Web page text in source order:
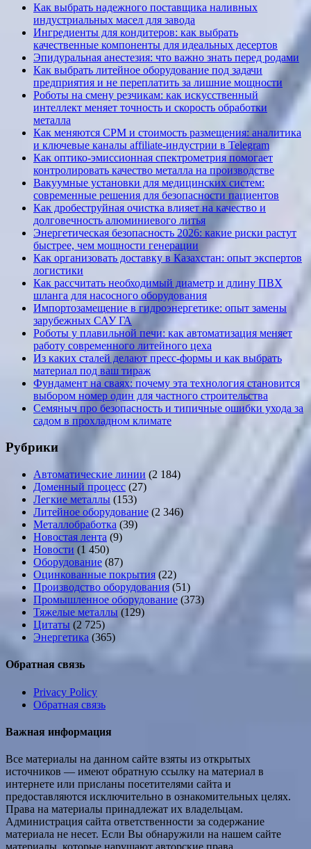
Как выбрать надежного поставщика наливных
индустриальных масел для завода
Ингредиенты для кондитеров: как выбрать
качественные компоненты для идеальных десертов
Эпидуральная анестезия: что важно знать перед родами
Как выбрать литейное оборудование под задачи
предприятия и не переплатить за лишние мощности
Роботы на смену резчикам: как искусственный
интеллект меняет точность и скорость обработки
металла
Как меняются CPM и стоимость размещения: аналитика
и ключевые каналы affiliate-индустрии в Telegram
Как оптико-эмиссионная спектрометрия помогает
контролировать качество металла на производстве
Вакуумные установки для медицинских систем:
современные решения для безопасности пациентов
Как дробеструйная очистка влияет на качество и
долговечность алюминиевого литья
Энергетическая безопасность 2026: какие риски растут
быстрее, чем мощности генерации
Как организовать доставку в Казахстан: опыт экспертов
логистики
Как рассчитать необходимый диаметр и длину ПВХ
шланга для насосного оборудования
Импортозамещение в гидроэнергетике: опыт замены
зарубежных САУ ГА
Роботы у плавильной печи: как автоматизация меняет
работу современного литейного цеха
Из каких сталей делают пресс-формы и как выбрать
материал под ваш тираж
Фундамент на сваях: почему эта технология становится
выбором номер один для частного строительства
Семяныч про безопасность и типичные ошибки ухода за
садом в прохладном климате
Рубрики
Автоматические линии (2 184)
Доменный процесс (27)
Легкие металлы (153)
Литейное оборудование (2 346)
Металлобработка (39)
Новостая лента (9)
Новости (1 450)
Оборудование (87)
Оцинкованные покрытия (22)
Производство оборудования (51)
Промышленное оборудование (373)
Тяжелые металлы (129)
Цитаты (2 725)
Энергетика (365)
Обратная связь
Privacy Policy
Обратная связь
Важная информация
Все материалы на данном сайте взяты из открытых
источников — имеют обратную ссылку на материал в
интернете или присланы посетителями сайта и
предоставляются исключительно в ознакомительных целях.
Права на материалы принадлежат их владельцам.
Администрация сайта ответственности за содержание
материала не несет. Если Вы обнаружили на нашем сайте